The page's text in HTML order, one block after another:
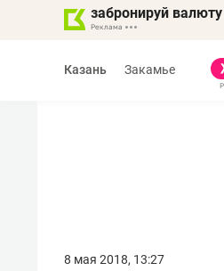
забронируй валюту
Казань Закамье
8 мая 2018, 13:27